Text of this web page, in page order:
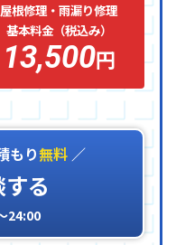
屋根修理・雨漏り修理
基本料金（税込み）
13,500円
もり無料 ／
る
24:00